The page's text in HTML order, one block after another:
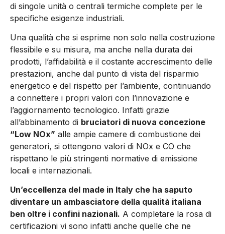
di singole unità o centrali termiche complete per le
specifiche esigenze industriali.
Una qualità che si esprime non solo nella costruzione
flessibile e su misura, ma anche nella durata dei
prodotti, l’affidabilità e il costante accrescimento delle
prestazioni, anche dal punto di vista del risparmio
energetico e del rispetto per l’ambiente, continuando
a connettere i propri valori con l’innovazione e
l’aggiornamento tecnologico. Infatti grazie
all’abbinamento di bruciatori di nuova concezione
“Low NOx” alle ampie camere di combustione dei
generatori, si ottengono valori di NOx e CO che
rispettano le più stringenti normative di emissione
locali e internazionali.
Un’eccellenza del made in Italy che ha saputo
diventare un ambasciatore della qualità italiana
ben oltre i confini nazionali. A completare la rosa di
certificazioni vi sono infatti anche quelle che ne